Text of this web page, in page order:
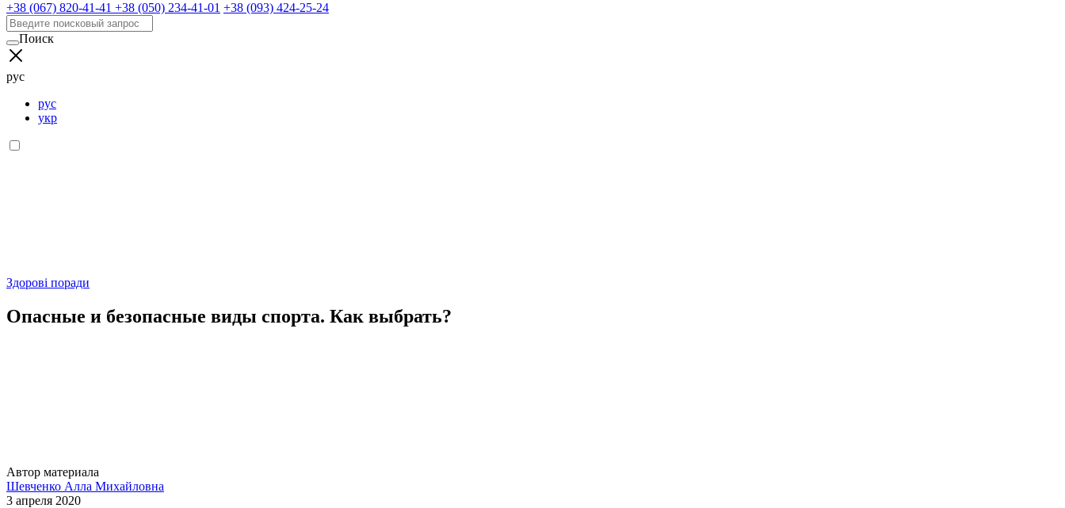
+38 (067) 820-41-41 +38 (050) 234-41-01 +38 (093) 424-25-24
Поиск
рус
рус
укр
Здорові поради
Опасные и безопасные виды спорта. Как выбрать?
Автор материала
Шевченко Алла Михайловна
3 апреля 2020